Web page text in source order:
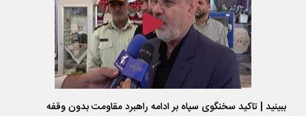
ببینید | تاکید سخنگوی سپاه بر ادامه راهبرد مقاومت بدون وقفه